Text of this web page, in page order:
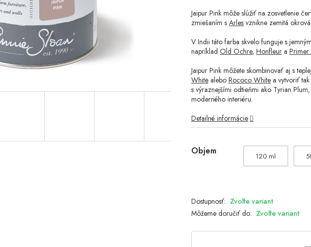
Objem 120 ml
Zvoľte variant
Môžeme doručiť do: Zvoľte variant
Jaipur Pink môže slúžiť na zosvetlenie
zmiešaním s Arles vznikne zemitá
V Indii táto farba skvelo funguje s
napríklad Old Ochre, Honfleur a Primer
Jaipur Pink môžete skombinovať aj s
White alebo Rococo White a vytvoriť
s výraznejšími odtieňmi ako Tyrian Plum,
moderného interiéru.
Detailné informácie